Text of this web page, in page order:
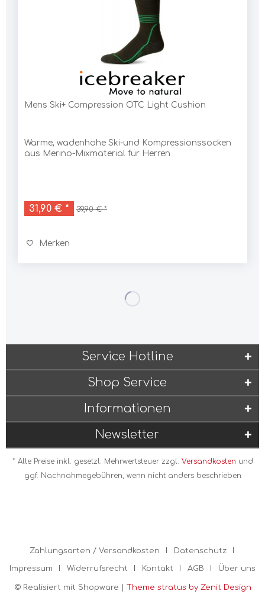
Mens Ski+ Compression OTC Light Cushion
Warme, wadenhohe Ski-und Kompressionssocken
aus Merino-Mixmaterial für Herren
31,90 € * 39,90 € *
Merken
Service Hotline
Shop Service
Informationen
Newsletter
* Alle Preise inkl. gesetzl. Mehrwertsteuer zzgl. Versandkosten und
ggf. Nachnahmegebühren, wenn nicht anders beschrieben
Zahlungsarten / Versandkosten Datenschutz
Impressum Widerrufsrecht Kontakt AGB Über uns
© Realisiert mit Shopware | Theme stratus by Zenit Design